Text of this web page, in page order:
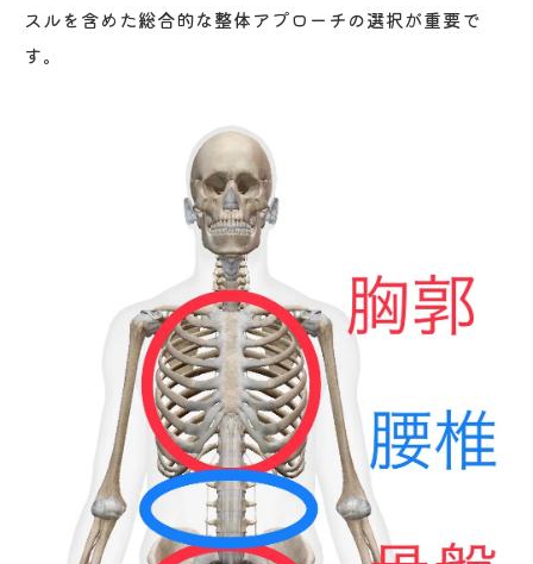
スルを含めた総合的な整体アプローチの選択が重要で
す。